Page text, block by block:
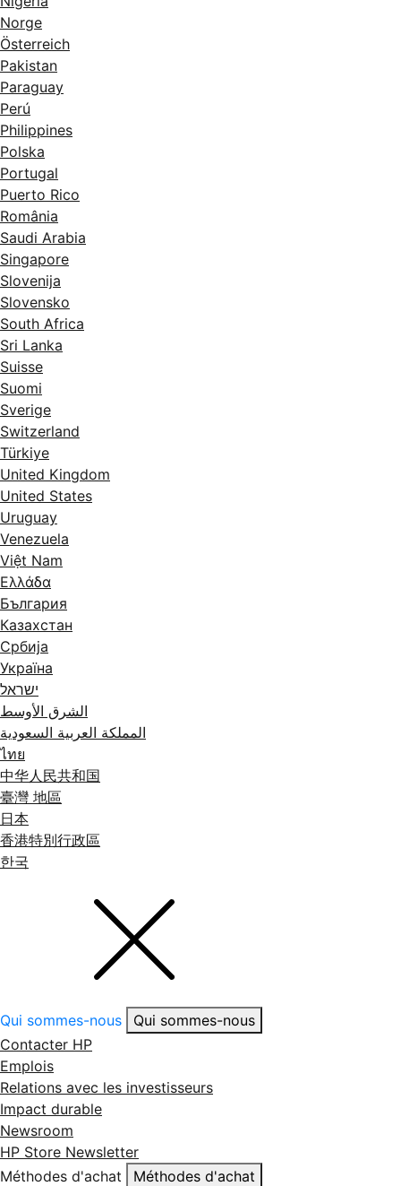
Norge
Österreich
Pakistan
Paraguay
Perú
Philippines
Polska
Portugal
Puerto Rico
România
Saudi Arabia
Singapore
Slovenija
Slovensko
South Africa
Sri Lanka
Suisse
Suomi
Sverige
Switzerland
Türkiye
United Kingdom
United States
Uruguay
Venezuela
Việt Nam
Ελλάδα
България
Казахстан
Србија
Україна
ישראל
الشرق الأوسط
المملكة العربية السعودية
ไทย
中华人民共和国
臺灣 地區
日本
香港特別行政區
한국
Qui sommes-nous
Qui sommes-nous
Contacter HP
Emplois
Relations avec les investisseurs
Impact durable
Newsroom
HP Store Newsletter
Méthodes d'achat
Méthodes d'achat